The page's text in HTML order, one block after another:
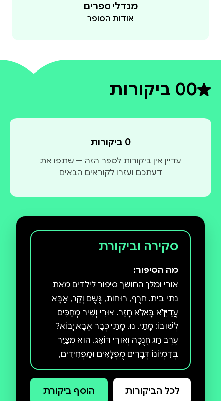
מנדלי ספרים
אודות הסופר
0דירוג ממוצע 0 מתוך 5
0 ביקורות
0 ביקורות
עדיין אין ביקורות לספר הזה — שתפו את
דעתכם ועזרו לקוראים הבאים
סקירה וביקורת
מה הסיפור:
אורי ומלך החושך סיפור לילדים מאת
נתי בית. חֹרֶף, רוּחוֹת, גֶּשֶׁם וְקַר, אַבָּא
עֲדַיִן לֹא בָּא, לֹא חָזַר. אוּרִי וְשִׁיר מְחַכִּים
לְשׁוּבוֹ: מָתַי, נוּ, מָתַי כְּבָר אַבָּא יָבוֹא?
עֶרֶב חַג חֲנֻכָּה וְאוּרִי דּוֹאֵג. הוּא מְצַיֵּר
בְּדִמְיוֹנוֹ דְּבָרִים מֻפְלָאִים וּמַפְחִידִים,
וְנִלְחָם בְּמֶלֶךְ הַחֹשֶךְ. כְּשֶׁאַבָּא מַגִּיעַ,
מִתְבָּרֵר שֶׁהָיְתָה לוֹ סִבָּה טוֹבָה
לְהִתְעַכֵּב. נָתִי בַּיִת – סופר ילדים,
לכל הביקורות הוסף ביקורת